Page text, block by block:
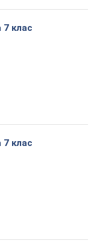
7 клас
7 клас